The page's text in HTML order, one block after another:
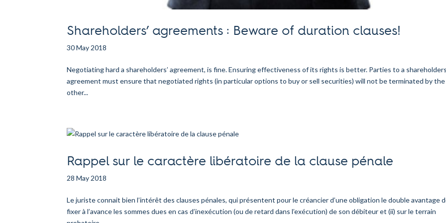
Shareholders’ agreements : Beware of duration clauses!
30 May 2018
Negotiating hard a shareholders’ agreement, is fine. Ensuring effectiveness of its rights is better. Parties to a
agreement must ensure that negotiated rights (in particular options to buy or sell securities) will not be terminated by the
other...
Rappel sur le caractère libératoire de la clause pénale
28 May 2018
Le juriste connait bien l’intérêt des clauses pénales, qui présentent pour le créancier d’une obligation le double avantage
fixer à l’avance les sommes dues en cas d’inexécution (ou de retard dans l’exécution) de son débiteur et (ii) sur le terrain